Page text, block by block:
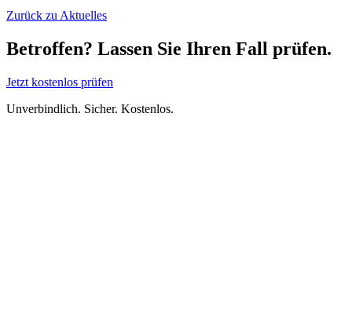
Zurück zu Aktuelles
Betroffen? Lassen Sie Ihren Fall prüfen.
Jetzt kostenlos prüfen
Unverbindlich. Sicher. Kostenlos.